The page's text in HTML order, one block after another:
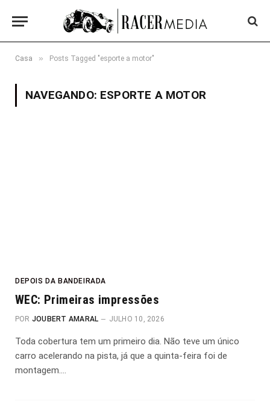
Casa » Posts Tagged "esporte a motor"
NAVEGANDO: ESPORTE A MOTOR
DEPOIS DA BANDEIRADA
WEC: Primeiras impressões
POR JOUBERT AMARAL JULHO 10, 2026
Toda cobertura tem um primeiro dia. Não teve um único
carro acelerando na pista, já que a quinta-feira foi de
montagem.…